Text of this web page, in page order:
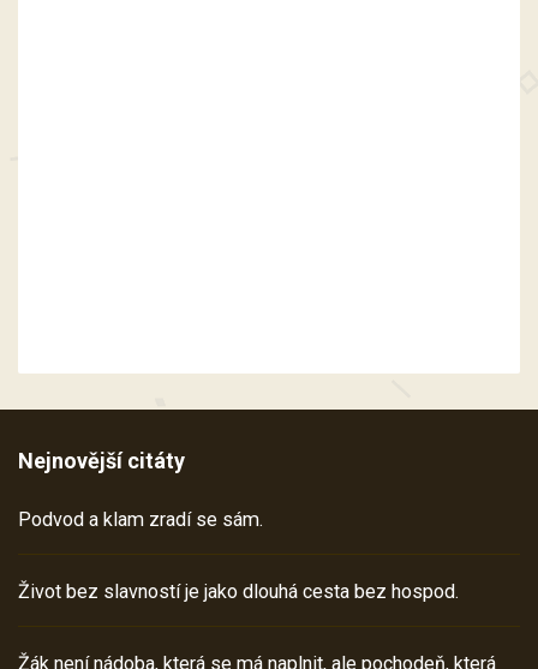
Nejnovější citáty
Podvod a klam zradí se sám.
Život bez slavností je jako dlouhá cesta bez hospod.
Žák není nádoba, která se má naplnit, ale pochodeň, která